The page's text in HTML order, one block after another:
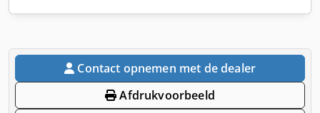
Contact opnemen met de dealer
Afdrukvoorbeeld